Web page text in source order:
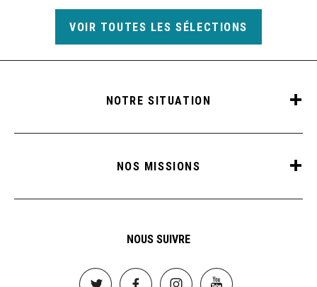
VOIR TOUTES LES SÉLECTIONS
NOTRE SITUATION
NOS MISSIONS
NOUS SUIVRE
Image Image Image Image